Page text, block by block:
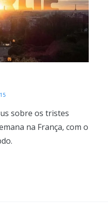
sobre os tristes
na França, com o